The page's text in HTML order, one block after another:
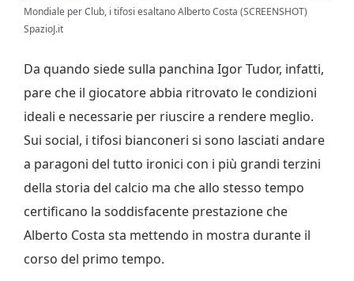
Mondiale per Club, i tifosi esaltano Alberto Costa (SCREENSHOT)
SpazioJ.it
Da quando siede sulla panchina Igor Tudor, infatti,
pare che il giocatore abbia ritrovato le condizioni
ideali e necessarie per riuscire a rendere meglio.
Sui social, i tifosi bianconeri si sono lasciati andare
a paragoni del tutto ironici con i più grandi terzini
della storia del calcio ma che allo stesso tempo
certificano la soddisfacente prestazione che
Alberto Costa sta mettendo in mostra durante il
corso del primo tempo.